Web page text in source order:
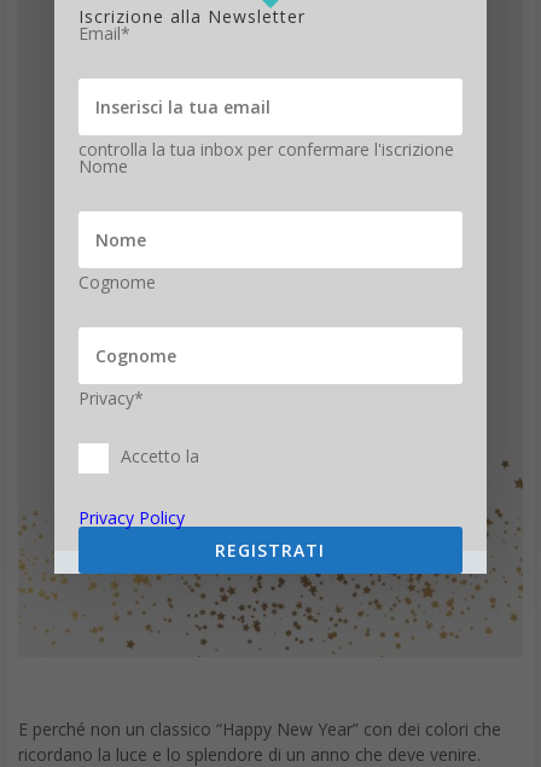
E perché non un classico “Happy New Year” con dei colori che
ricordano la luce e lo splendore di un anno che deve venire.
Iscrizione alla Newsletter
Email*
controlla la tua inbox per confermare l'iscrizione
Nome
Cognome
Privacy*
Accetto la
Privacy Policy
REGISTRATI